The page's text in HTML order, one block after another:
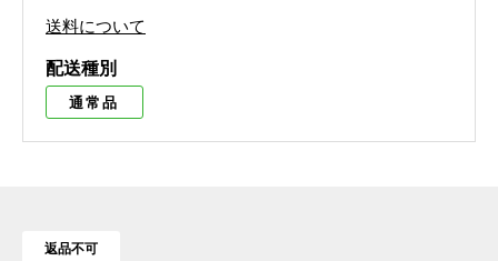
送料について
配送種別
通常品
返品不可